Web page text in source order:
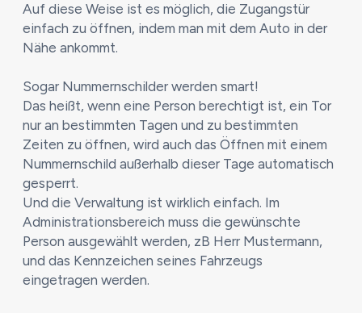
Auf diese Weise ist es möglich, die Zugangstür
einfach zu öffnen, indem man mit dem Auto in der
Nähe ankommt.
Sogar Nummernschilder werden smart!
Das heißt, wenn eine Person berechtigt ist, ein Tor
nur an bestimmten Tagen und zu bestimmten
Zeiten zu öffnen, wird auch das Öffnen mit einem
Nummernschild außerhalb dieser Tage automatisch
gesperrt.
Und die Verwaltung ist wirklich einfach. Im
Administrationsbereich muss die gewünschte
Person ausgewählt werden, zB Herr Mustermann,
und das Kennzeichen seines Fahrzeugs
eingetragen werden.